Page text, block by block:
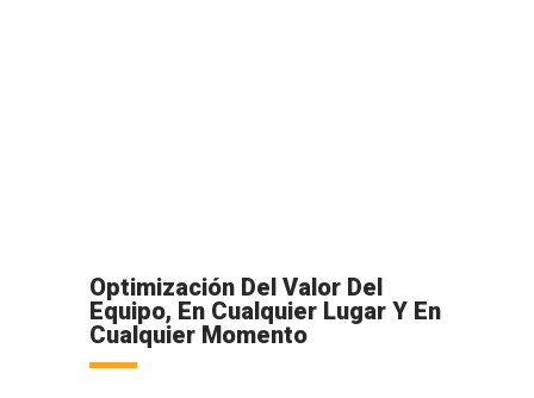
Optimización Del Valor Del
Equipo, En Cualquier Lugar Y En
Cualquier Momento